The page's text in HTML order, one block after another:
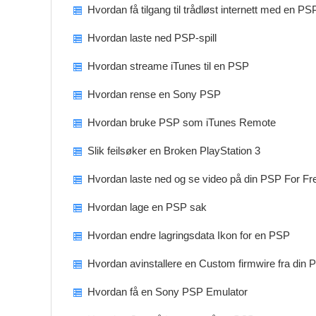
Hvordan få tilgang til trådløst internett med en
Hvordan laste ned PSP-spill
Hvordan streame iTunes til en PSP
Hvordan rense en Sony PSP
Hvordan bruke PSP som iTunes Remote
Slik feilsøker en Broken PlayStation 3
Hvordan laste ned og se video på din PSP For
Hvordan lage en PSP sak
Hvordan endre lagringsdata Ikon for en PSP
Hvordan avinstallere en Custom firmwire fra din
Hvordan få en Sony PSP Emulator